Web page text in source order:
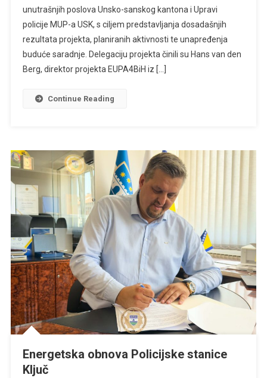
unutrašnjih poslova Unsko-sanskog kantona i Upravi
policije MUP-a USK, s ciljem predstavljanja dosadašnjih
rezultata projekta, planiranih aktivnosti te unapređenja
buduće saradnje. Delegaciju projekta činili su Hans van den
Berg, direktor projekta EUPA4BiH iz […]
Continue Reading
Energetska obnova Policijske stanice
Ključ